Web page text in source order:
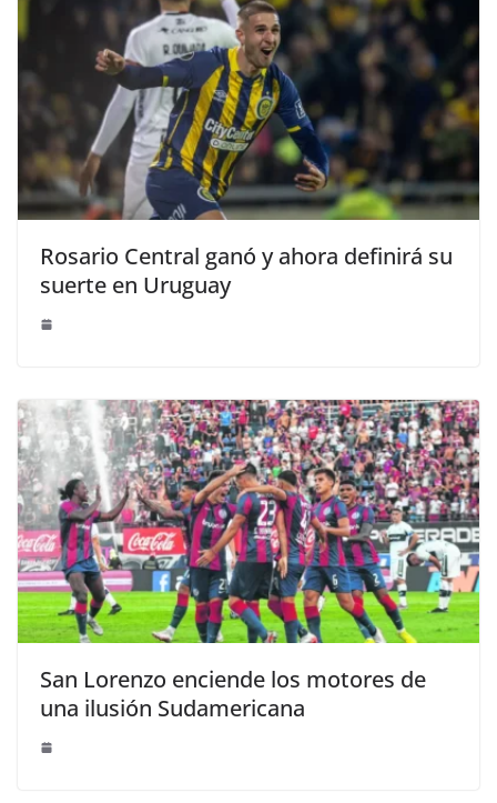
Rosario Central ganó y ahora definirá su
suerte en Uruguay
San Lorenzo enciende los motores de
una ilusión Sudamericana